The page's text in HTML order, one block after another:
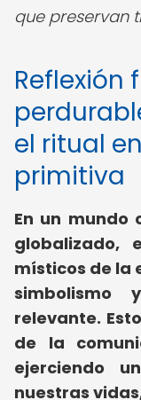
que preservan
Reflexión
el ritual
primitiva
En un mundo
globalizado,
místicos de la
relevante.
de la
ejerciendo
nuestras